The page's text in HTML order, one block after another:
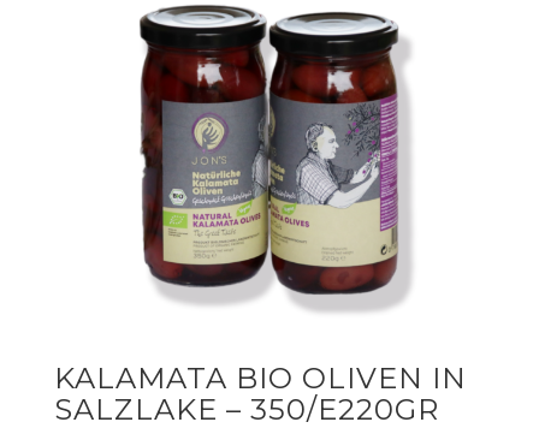
KALAMATA BIO OLIVEN IN
SALZLAKE – 350/E220GR